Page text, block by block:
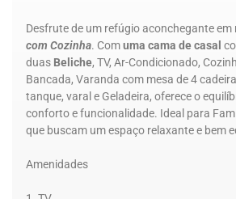
Desfrute de um refúgio aconchegante em
com Cozinha. Comuma cama de casal
duas Beliche, TV, Ar-Condicionado,
Bancada, Varanda com mesa de 4
tanque, varal e Geladeira, oferece o
conforto e funcionalidade. Ideal para
que buscam um espaço relaxante e bem
Amenidades